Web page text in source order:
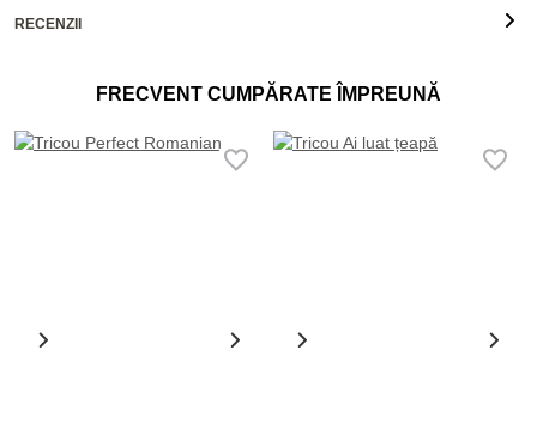
RECENZII
FRECVENT CUMPĂRATE ÎMPREUNĂ